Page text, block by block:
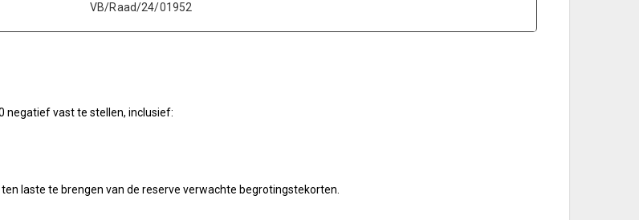
VB/Raad/24/01952
negatief vast te stellen, inclusief:
laste te brengen van de reserve verwachte begrotingstekorten.